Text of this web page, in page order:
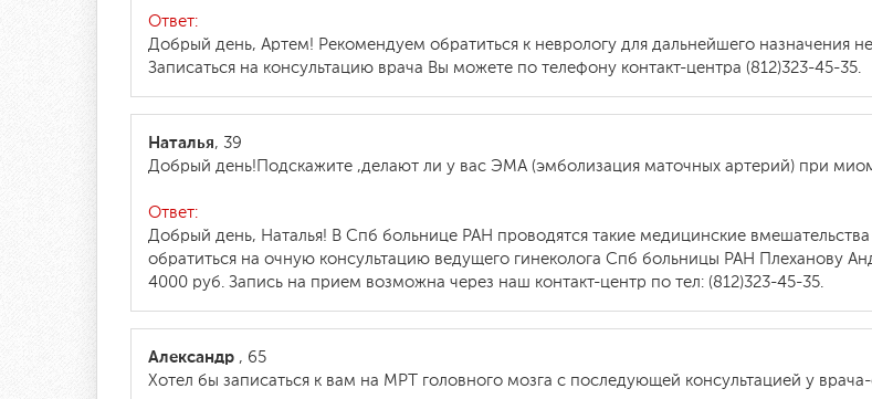
Ответ:
Добрый день, Артем! Рекомендуем обратиться к неврологу для дальнейшего назначения
Записаться на консультацию врача Вы можете по телефону контакт-центра (812)323-45-35.
Наталья, 39
Добрый день!Подскажите ,делают ли у вас ЭМА (эмболизация маточных артерий) при
Ответ:
Добрый день, Наталья! В Спб больнице РАН проводятся такие медицинские
обратиться на очную консультацию ведущего гинеколога Спб больницы РАН Плеханову
4000 руб. Запись на прием возможна через наш контакт-центр по тел: (812)323-45-35.
Александр , 65
Хотел бы записаться к вам на МРТ головного мозга с последующей консультацией у